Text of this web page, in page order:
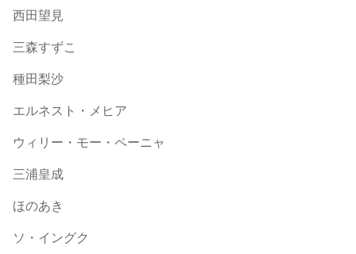
西田望見
三森すずこ
種田梨沙
エルネスト・メヒア
ウィリー・モー・ペーニャ
三浦皇成
ほのあき
ソ・イングク